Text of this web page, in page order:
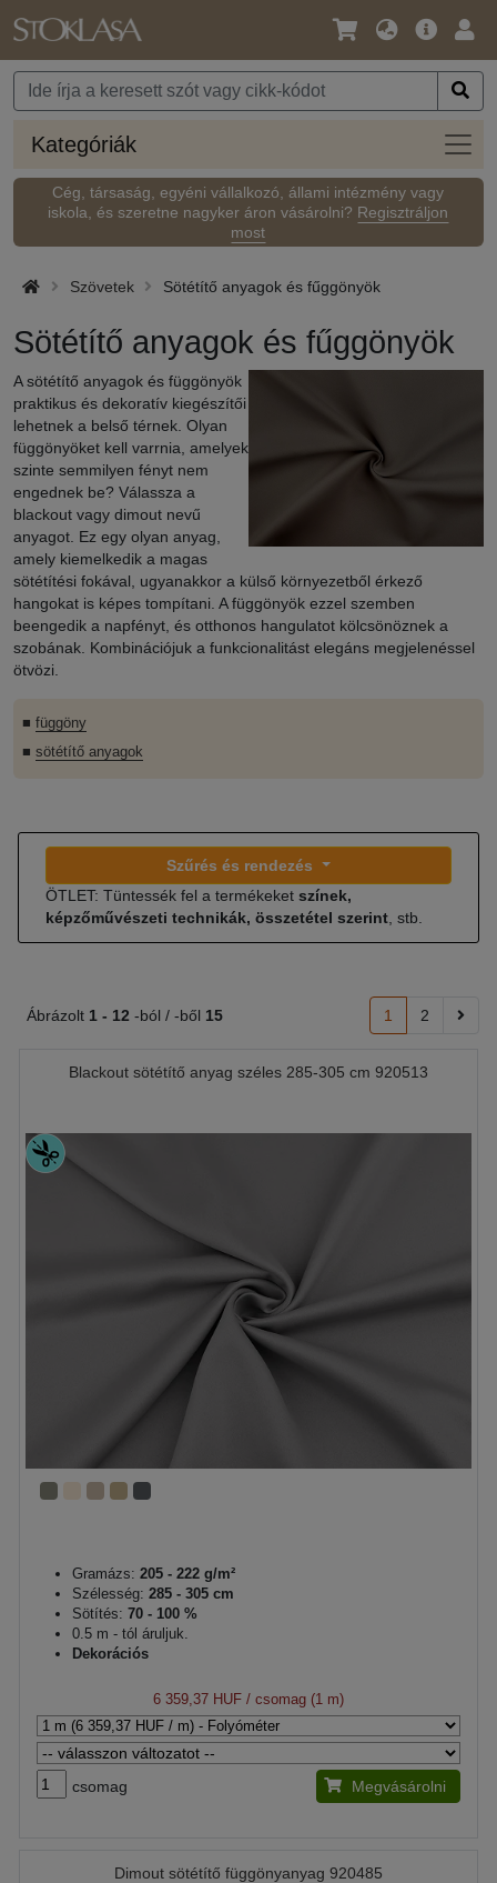
Nyelv
Pénznem
Fő
Kategóriák
Cég, társaság, egyéni vállalkozó, állami intézmény vagy
iskola, és szeretne nagyker áron vásárolni? Regisztráljon
most
Szövetek Sötétítő anyagok és fűggönyök
Sötétítő anyagok és fűggönyök
A sötétítő anyagok és függönyök
praktikus és dekoratív kiegészítői
lehetnek a belső térnek. Olyan
függönyöket kell varrnia, amelyek
szinte semmilyen fényt nem
engednek be? Válassza a
blackout vagy dimout nevű
anyagot. Ez egy olyan anyag,
amely kiemelkedik a magas
sötétítési fokával, ugyanakkor a külső környezetből érkező
hangokat is képes tompítani. A függönyök ezzel szemben
beengedik a napfényt, és otthonos hangulatot kölcsönöznek a
szobának. Kombinációjuk a funkcionalitást elegáns megjelenéssel
ötvözi.
■ függöny
■ sötétítő anyagok
Szűrés és rendezés
ÖTLET: Tüntessék fel a termékeket színek,
képzőművészeti technikák, összetétel szerint , stb.
Ábrázolt 1 - 12 -ból / -ből 15 1 2
Blackout sötétítő anyag széles 285-305 cm 920513
Gramázs: 205 - 222 g/m²
Szélesség: 285 - 305 cm
Sötítés: 70 - 100 %
0.5 m - tól áruljuk.
Dekorációs
6 359,37 HUF / csomag (1 m)
csomag Megvásárolni
Dimout sötétítő függönyanyag 920485